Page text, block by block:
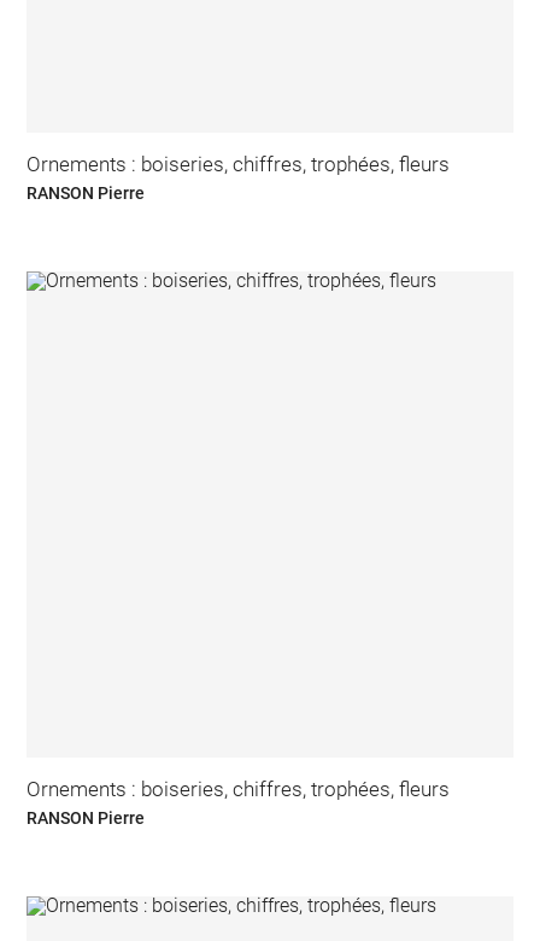
Ornements : boiseries, chiffres, trophées, fleurs
RANSON Pierre
Ornements : boiseries, chiffres, trophées, fleurs
RANSON Pierre